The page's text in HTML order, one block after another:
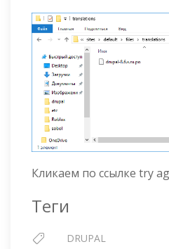
Кликаем по ссылке try
Теги
DRUPAL